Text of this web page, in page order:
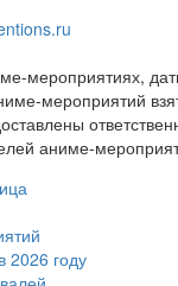
мероприятиях,
мероприятий
аниме-
2026 году